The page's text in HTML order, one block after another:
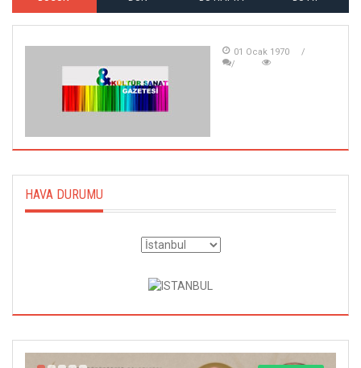
01 Ocak 1970
HAVA DURUMU